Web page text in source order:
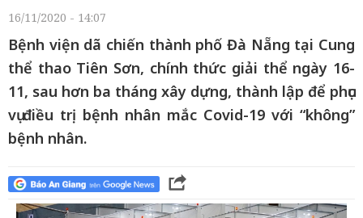
16/11/2020 - 14:07
Bệnh viện dã chiến thành phố Đà Nẵng tại Cung
thể thao Tiên Sơn, chính thức giải thể ngày 16-
11, sau hơn ba tháng xây dựng, thành lập để phục
vụ điều trị bệnh nhân mắc Covid-19 với “không”
bệnh nhân.